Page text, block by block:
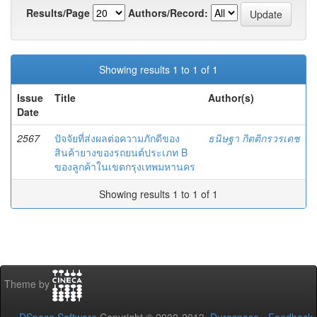
Results/Page
Authors/Record:
Showing results 1 to 1 of 1
Issue
Date
Title Author(s)
2567
ปัจจัยที่ส่งผลต่อความภักดีของ
สินค้ายางของรถยนต์ประเภท B
ของลูกค้าในเขตกรุงเทพมหานคร
ธนิษฐา กิตติกรวรเดช
Showing results 1 to 1 of 1
Theme by